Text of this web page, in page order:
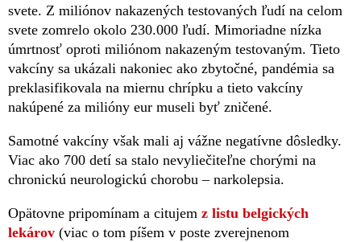
svete. Z miliónov nakazených testovaných ľudí na celom
svete zomrelo okolo 230.000 ľudí. Mimoriadne nízka
úmrtnosť oproti miliónom nakazeným testovaným. Tieto
vakcíny sa ukázali nakoniec ako zbytočné, pandémia sa
preklasifikovala na miernu chrípku a tieto vakcíny
nakúpené za milióny eur museli byť zničené.
Samotné vakcíny však mali aj vážne negatívne dôsledky.
Viac ako 700 detí sa stalo nevyliečiteľne chorými na
chronickú neurologickú chorobu – narkolepsia.
Opätovne pripomínam a citujem z listu belgických
lekárov (viac o tom píšem v poste zverejnenom